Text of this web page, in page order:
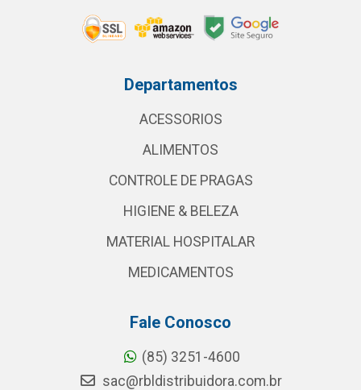
Departamentos
ACESSORIOS
ALIMENTOS
CONTROLE DE PRAGAS
HIGIENE & BELEZA
MATERIAL HOSPITALAR
MEDICAMENTOS
Fale Conosco
(85) 3251-4600
sac@rbldistribuidora.com.br